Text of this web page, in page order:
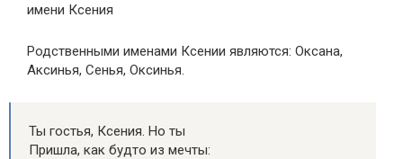
имени Ксения
Родственными именами Ксении являются: Оксана,
Аксинья, Сенья, Оксинья.
Ты гостья, Ксения. Но ты
Пришла, как будто из мечты: